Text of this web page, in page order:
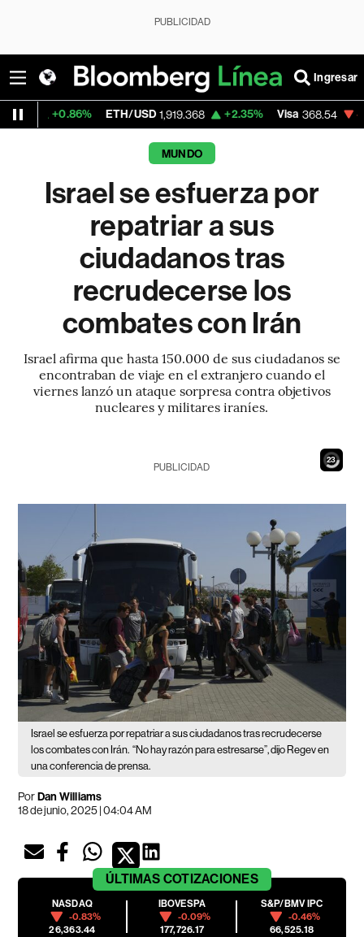
PUBLICIDAD
Ingresar
ETH/USD 1,919.368 +2.35% Visa 368.54 -0.28%
MUNDO
Israel se esfuerza por
repatriar a sus
ciudadanos tras
recrudecerse los
combates con Irán
Israel afirma que hasta 150.000 de sus ciudadanos se
encontraban de viaje en el extranjero cuando el
viernes lanzó un ataque sorpresa contra objetivos
nucleares y militares iraníes.
22
PUBLICIDAD
Israel se esfuerza por repatriar a sus ciudadanos tras recrudecerse
los combates con Irán. “No hay razón para estresarse”, dijo Regev en
una conferencia de prensa.
PorDan Williams
18 de junio, 2025 | 04:04 AM
ÚLTIMAS COTIZACIONES
NASDAQ
-0.83%
26,363.44
IBOVESPA
-0.09%
177,726.17
S&P/BMV IPC
-0.46%
66,525.18